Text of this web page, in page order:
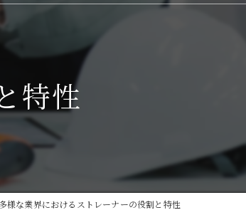
ストレーナー
ンチング加工
ダー
TIG溶接
特性
多様な業界におけるストレーナーの役割と特性